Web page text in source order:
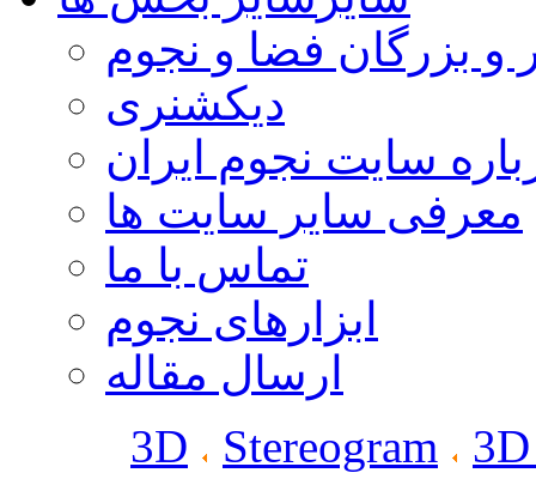
و بزرگان فضا و نجوم
دیکشنری
سایت نجوم ایران
معرفی سایر سایت ها
تماس با ما
ابزارهای نجوم
ارسال مقاله
3D
Stereogram